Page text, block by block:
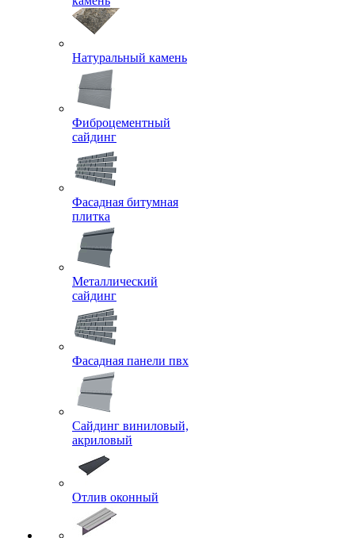
Натуральный камень
Фиброцементный
сайдинг
Фасадная битумная
плитка
Металлический
сайдинг
Фасадная панели пвх
Сайдинг виниловый,
акриловый
Отлив оконный